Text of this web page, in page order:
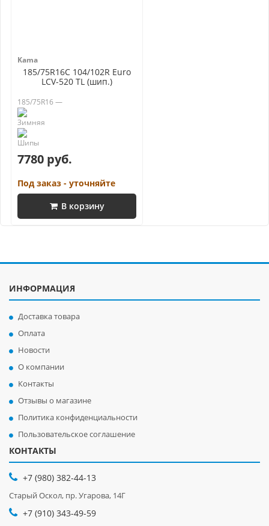
Kama
185/75R16C 104/102R Euro
LCV-520 TL (шип.)
185/75R16 —
7780 руб.
Под заказ - уточняйте
В корзину
ИНФОРМАЦИЯ
Доставка товара
Оплата
Новости
О компании
Контакты
Отзывы о магазине
Политика конфиденциальности
Пользовательское соглашение
КОНТАКТЫ
+7 (980) 382-44-13
Старый Оскол, пр. Угарова, 14Г
+7 (910) 343-49-59